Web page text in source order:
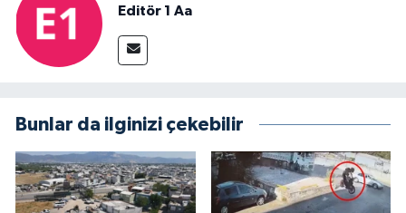
Editör 1 Aa
Bunlar da ilginizi çekebilir